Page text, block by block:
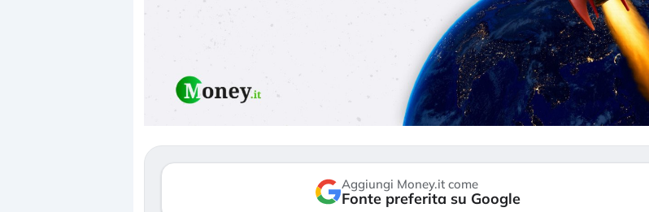
Aggiungi Money.it come
Fonte preferita su Google
Dalle valutazioni estreme alla
correzione. Cosa sta guidando il
repricing degli asset?
«La mia vita è rovinata».
in preda al panico dopo lo
della bolla AI
Kospi, mentre gli investitori
30 luglio 2026